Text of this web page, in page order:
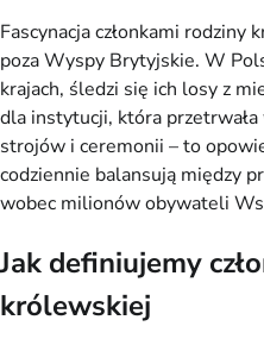
Fascynacja członkami
poza Wyspy Brytyjskie. W
krajach, śledzi się ich losy z
dla instytucji, która
strojów i ceremonii – to
codziennie balansują między
wobec milionów obywateli
Jak definiujemy
królewskiej